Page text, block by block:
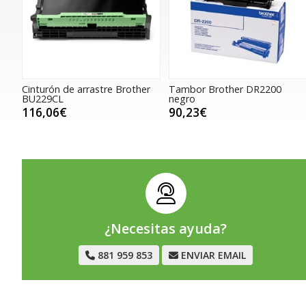
Cinturón de arrastre Brother
BU229CL
116,06€
Tambor Brother DR2200
negro
90,23€
¿Necesitas ayuda?
881 959 853 ENVIAR EMAIL